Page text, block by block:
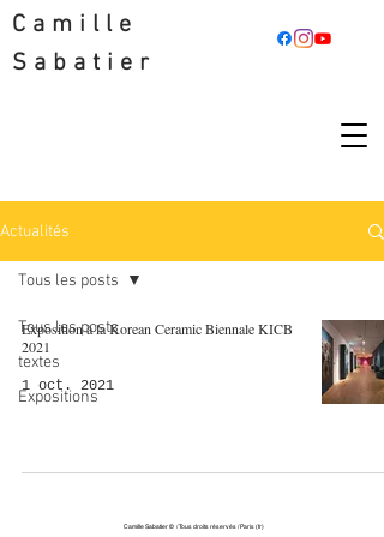
Camille
Sabatier
Actualités
Tous les posts
textes
Expositions
Tous les posts
Exposition à la Korean Ceramic Biennale KICB
2021
1 oct. 2021
Camille Sabatier ​© / Tous droits réservés / Paris (fr)